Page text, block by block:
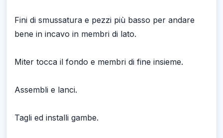
Fini di smussatura e pezzi più basso per andare
bene in incavo in membri di lato.
Miter tocca il fondo e membri di fine insieme.
Assembli e lanci.
Tagli ed installi gambe.